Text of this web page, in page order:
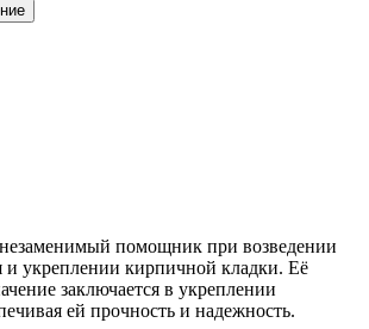
незаменимый помощник при возведении
и укреплении кирпичной кладки. Её
заключается в укреплении
ей прочность и надежность.